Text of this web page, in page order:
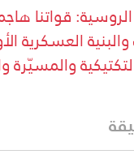
العسكرية
والمسيّرة